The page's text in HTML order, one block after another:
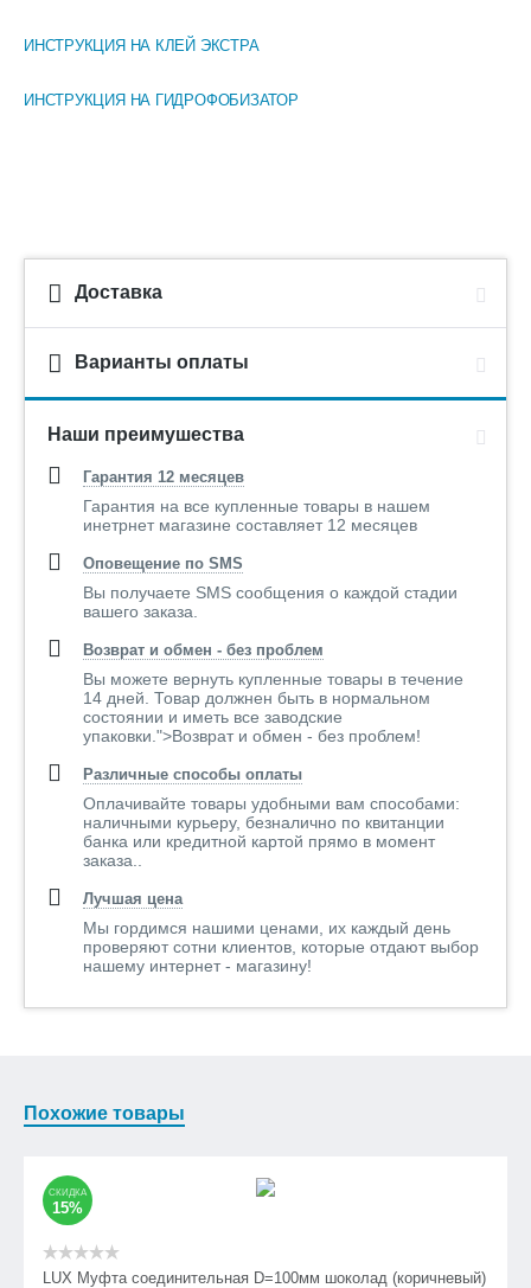
ИНСТРУКЦИЯ НА КЛЕЙ ЭКСТРА
ИНСТРУКЦИЯ НА ГИДРОФОБИЗАТОР
Доставка
Варианты оплаты
Наши преимушества
Гарантия 12 месяцев
Гарантия на все купленные товары в нашем
инетрнет магазине составляет 12 месяцев
Оповещение по SMS
Вы получаете SMS сообщения о каждой стадии
вашего заказа.
Возврат и обмен - без проблем
Вы можете вернуть купленные товары в течение
14 дней. Товар должнен быть в нормальном
состоянии и иметь все заводские
упаковки.">Возврат и обмен - без проблем!
Различные способы оплаты
Оплачивайте товары удобными вам способами:
наличными курьеру, безналично по квитанции
банка или кредитной картой прямо в момент
заказа..
Лучшая цена
Мы гордимся нашими ценами, их каждый день
проверяют сотни клиентов, которые отдают выбор
нашему интернет - магазину!
Похожие товары
СКИДКА
15%
LUX Муфта соединительная D=100мм шоколад (коричневый)